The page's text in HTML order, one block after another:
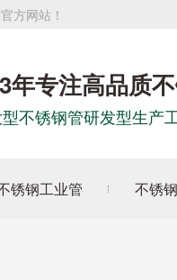
方网站！
年专注高品质
不锈钢管研发型生产
锈钢工业管 不锈